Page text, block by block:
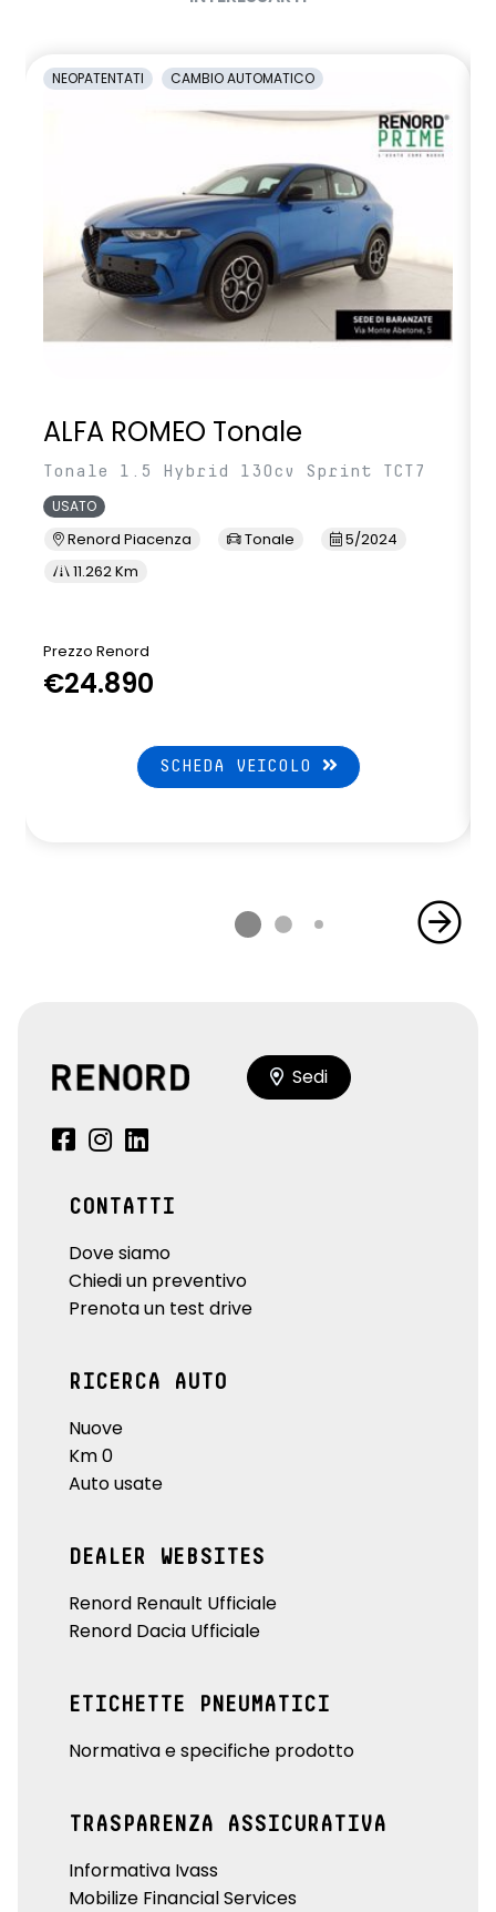
Sistema di controllo della pressione pneumatici
Volante regolabile in altezza e profondita'
Volante soft feel con comandi per ISA
NEOPATENTATI CAMBIO AUTOMATICO
ALFA ROMEO Tonale
Tonale 1.5 Hybrid 130cv Sprint TCT7
USATO
Renord Piacenza Tonale
5/2024
11.262 Km
Prezzo Renord
€24.890
SCHEDA VEICOLO
Sedi
CONTATTI
Dove siamo
Chiedi un preventivo
Prenota un test drive
RICERCA AUTO
Nuove
Km 0
Auto usate
DEALER WEBSITES
Renord Renault Ufficiale
Renord Dacia Ufficiale
ETICHETTE PNEUMATICI
Normativa e specifiche prodotto
TRASPARENZA ASSICURATIVA
Informativa Ivass
Mobilize Financial Services